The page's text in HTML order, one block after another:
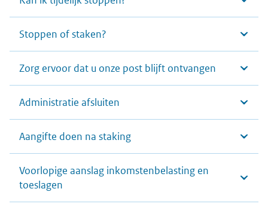
Stoppen of staken?
Zorg ervoor dat u onze post blijft ontvangen
Administratie afsluiten
Aangifte doen na staking
Voorlopige aanslag inkomstenbelasting en
toeslagen